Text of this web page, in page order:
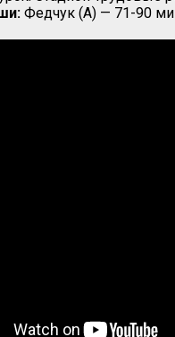
Федчук (А) — 71-90